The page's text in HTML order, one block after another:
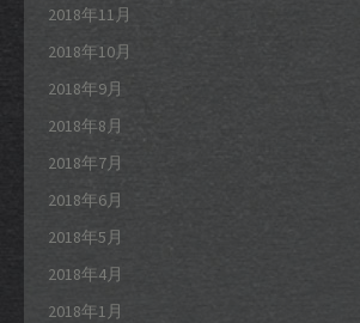
2018年11月
2018年10月
2018年9月
2018年8月
2018年7月
2018年6月
2018年5月
2018年4月
2018年1月